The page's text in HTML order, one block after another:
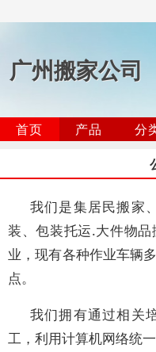
广州搬家公司
首页 产品 分
我们是集居民搬家
装、包装托运.大件物
业，现有各种作业车辆
点。
我们拥有通过相关
工，利用计算机网络统